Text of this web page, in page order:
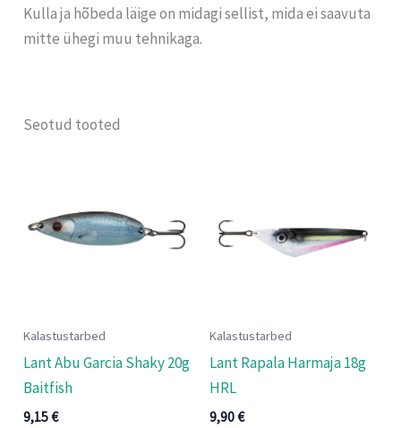
Kulla ja hõbeda läige on midagi sellist, mida ei saavuta
mitte ühegi muu tehnikaga.
Seotud tooted
Kalastustarbed
Lant Abu Garcia Shaky 20g
Baitfish
9,15€
Kalastustarbed
Lant Rapala Harmaja 18g
HRL
9,90€